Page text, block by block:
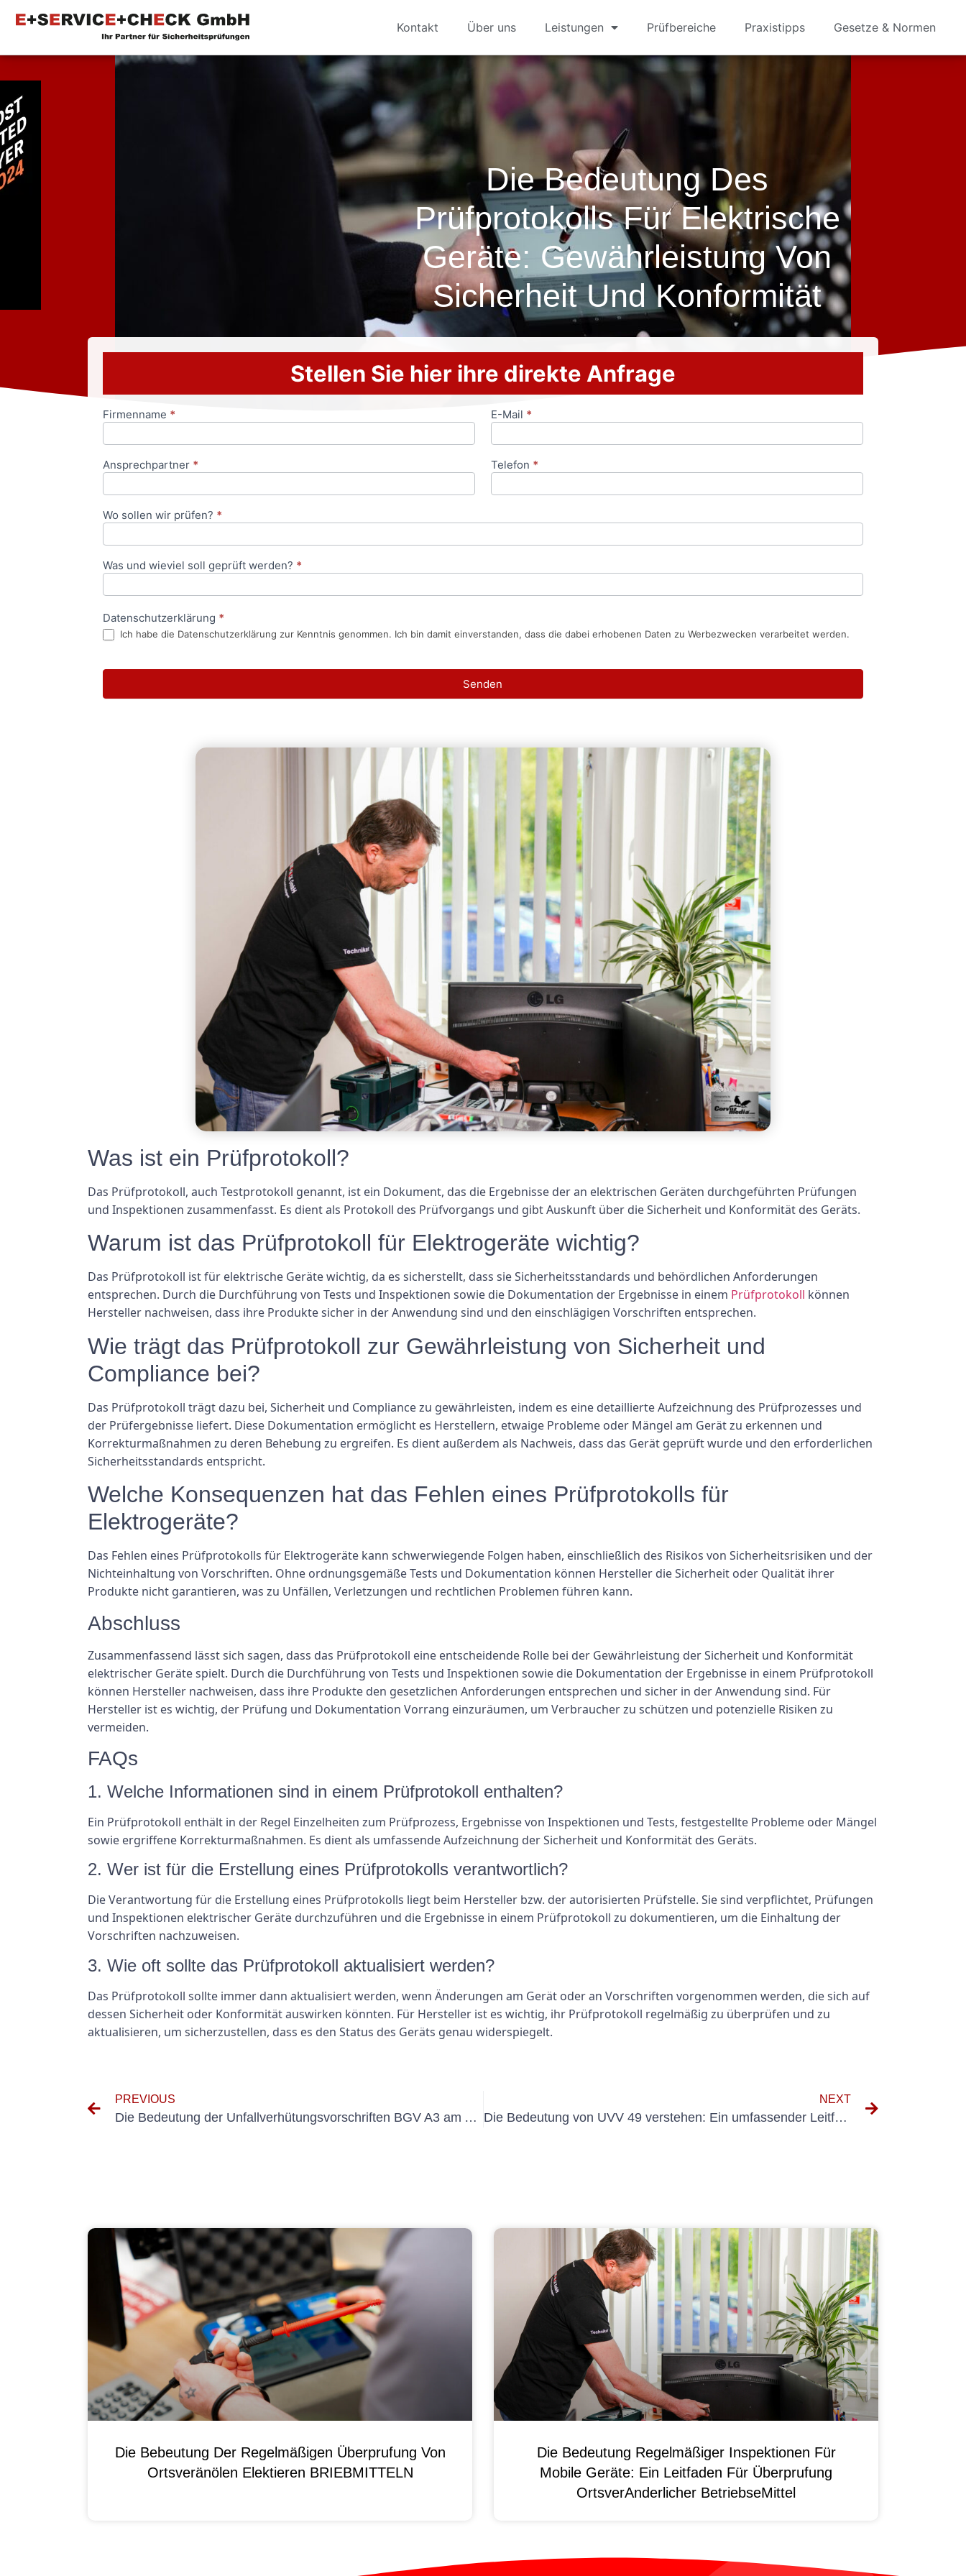
Kontakt Über uns Leistungen Prüfbereiche Praxistipps Gesetze & Normen
Die Bedeutung Des
Prüfprotokolls Für Elektrische
Geräte: Gewährleistung Von
Sicherheit Und Konformität
Stellen Sie hier ihre direkte Anfrage
Anfrageformular
Firmenname * E-Mail *
Ansprechpartner * Telefon *
Wo sollen wir prüfen? *
Was und wieviel soll geprüft werden? *
Datenschutzerklärung *
Ich habe die Datenschutzerklärung zur Kenntnis genommen. Ich bin damit einverstanden, dass die dabei erhobenen Daten zu Werbezwecken verarbeitet werden.
Senden
Was ist ein Prüfprotokoll?
Das Prüfprotokoll, auch Testprotokoll genannt, ist ein Dokument, das die Ergebnisse der an elektrischen Geräten durchgeführten Prüfungen
und Inspektionen zusammenfasst. Es dient als Protokoll des Prüfvorgangs und gibt Auskunft über die Sicherheit und Konformität des Geräts.
Warum ist das Prüfprotokoll für Elektrogeräte wichtig?
Das Prüfprotokoll ist für elektrische Geräte wichtig, da es sicherstellt, dass sie Sicherheitsstandards und behördlichen Anforderungen
entsprechen. Durch die Durchführung von Tests und Inspektionen sowie die Dokumentation der Ergebnisse in einem Prüfprotokoll können
Hersteller nachweisen, dass ihre Produkte sicher in der Anwendung sind und den einschlägigen Vorschriften entsprechen.
Wie trägt das Prüfprotokoll zur Gewährleistung von Sicherheit und
Compliance bei?
Das Prüfprotokoll trägt dazu bei, Sicherheit und Compliance zu gewährleisten, indem es eine detaillierte Aufzeichnung des Prüfprozesses und
der Prüfergebnisse liefert. Diese Dokumentation ermöglicht es Herstellern, etwaige Probleme oder Mängel am Gerät zu erkennen und
Korrekturmaßnahmen zu deren Behebung zu ergreifen. Es dient außerdem als Nachweis, dass das Gerät geprüft wurde und den erforderlichen
Sicherheitsstandards entspricht.
Welche Konsequenzen hat das Fehlen eines Prüfprotokolls für
Elektrogeräte?
Das Fehlen eines Prüfprotokolls für Elektrogeräte kann schwerwiegende Folgen haben, einschließlich des Risikos von Sicherheitsrisiken und der
Nichteinhaltung von Vorschriften. Ohne ordnungsgemäße Tests und Dokumentation können Hersteller die Sicherheit oder Qualität ihrer
Produkte nicht garantieren, was zu Unfällen, Verletzungen und rechtlichen Problemen führen kann.
Abschluss
Zusammenfassend lässt sich sagen, dass das Prüfprotokoll eine entscheidende Rolle bei der Gewährleistung der Sicherheit und Konformität
elektrischer Geräte spielt. Durch die Durchführung von Tests und Inspektionen sowie die Dokumentation der Ergebnisse in einem Prüfprotokoll
können Hersteller nachweisen, dass ihre Produkte den gesetzlichen Anforderungen entsprechen und sicher in der Anwendung sind. Für
Hersteller ist es wichtig, der Prüfung und Dokumentation Vorrang einzuräumen, um Verbraucher zu schützen und potenzielle Risiken zu
vermeiden.
FAQs
1. Welche Informationen sind in einem Prüfprotokoll enthalten?
Ein Prüfprotokoll enthält in der Regel Einzelheiten zum Prüfprozess, Ergebnisse von Inspektionen und Tests, festgestellte Probleme oder Mängel
sowie ergriffene Korrekturmaßnahmen. Es dient als umfassende Aufzeichnung der Sicherheit und Konformität des Geräts.
2. Wer ist für die Erstellung eines Prüfprotokolls verantwortlich?
Die Verantwortung für die Erstellung eines Prüfprotokolls liegt beim Hersteller bzw. der autorisierten Prüfstelle. Sie sind verpflichtet, Prüfungen
und Inspektionen elektrischer Geräte durchzuführen und die Ergebnisse in einem Prüfprotokoll zu dokumentieren, um die Einhaltung der
Vorschriften nachzuweisen.
3. Wie oft sollte das Prüfprotokoll aktualisiert werden?
Das Prüfprotokoll sollte immer dann aktualisiert werden, wenn Änderungen am Gerät oder an Vorschriften vorgenommen werden, die sich auf
dessen Sicherheit oder Konformität auswirken könnten. Für Hersteller ist es wichtig, ihr Prüfprotokoll regelmäßig zu überprüfen und zu
aktualisieren, um sicherzustellen, dass es den Status des Geräts genau widerspiegelt.
PREVIOUS
Die Bedeutung der Unfallverhütungsvorschriften BGV A3 am Arbeitsplatz verstehen
NEXT
Die Bedeutung von UVV 49 verstehen: Ein umfassender Leitfaden
Die Bebeutung Der Regelmäßigen Überprufung Von
Ortsveränölen Elektieren BRIEBMITTELN
Die Bedeutung Regelmäßiger Inspektionen Für
Mobile Geräte: Ein Leitfaden Für Überprufung
OrtsverAnderlicher BetriebseMittel